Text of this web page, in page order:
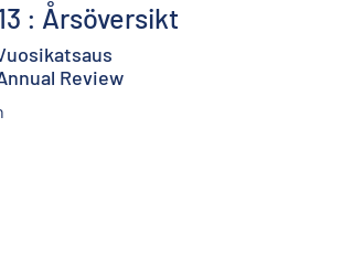
: Årsöversikt
Review